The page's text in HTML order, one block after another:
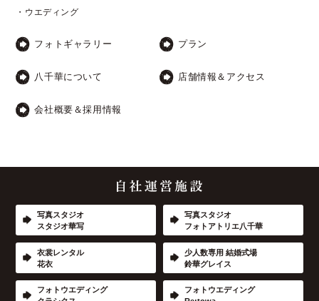
・ウエディング
フォトギャラリー プラン
八千華について 店舗情報＆アクセス
会社概要＆採用情報
写真スタジオ
スタジオ華写
写真スタジオ
フォトアトリエ八千華
衣裳レンタル
花衣
少人数専用 結婚式場
鈴華グレイス
フォトウエディング
フォトウエディング